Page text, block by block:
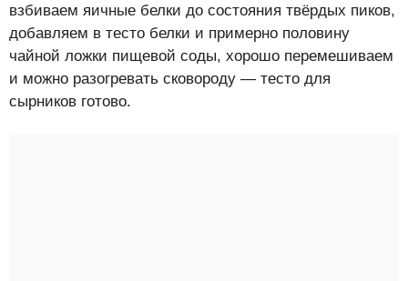
взбиваем яичные белки до состояния твёрдых пиков,
добавляем в тесто белки и примерно половину
чайной ложки пищевой соды, хорошо перемешиваем
и можно разогревать сковороду — тесто для
сырников готово.